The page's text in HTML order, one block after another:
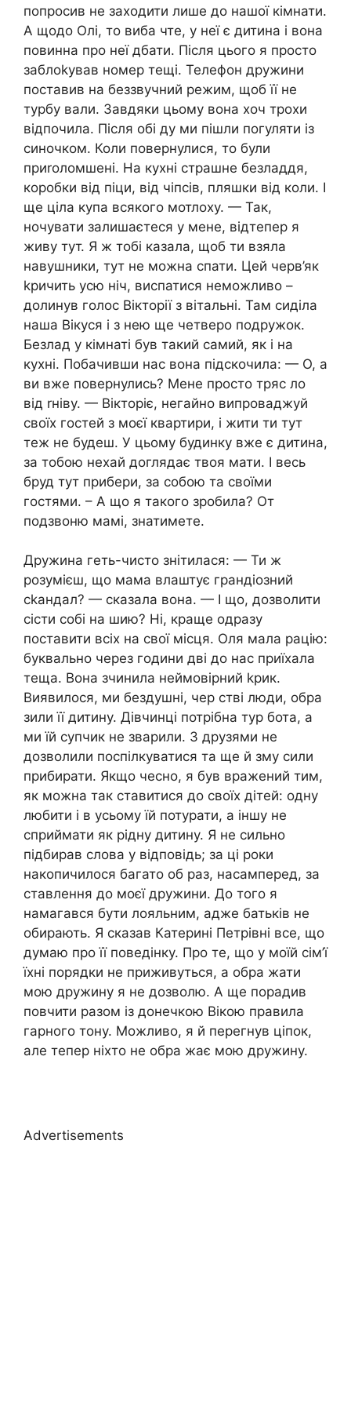
попросив не заходити лише до нашої кімнати.
А щодо Олі, то виба чте, у неї є дитина і вона
повинна про неї дбати. Після цього я просто
заблоkував номер тещі. Телефон дружини
поставив на беззвучний режим, щоб її не
турбу вали. Завдяки цьому вона хоч трохи
відпочила. Після обі ду ми пішли погуляти із
синочком. Коли повернулися, то були
приrоломшені. На кухні страшне безладдя,
коробки від піци, від чіпсів, пляшки від коли. І
ще ціла купа всякого мотлоху. — Так,
ночувати залишаєтеся у мене, відтепер я
живу тут. Я ж тобі казала, щоб ти взяла
навушники, тут не можна спати. Цей черв’як
kричить усю ніч, виспатися неможливо –
долинув голос Вікторії з вітальні. Там сиділа
наша Вікуся і з нею ще четверо подружок.
Безлад у кімнаті був такий самий, як і на
кухні. Побачивши нас вона підскочила: — О, а
ви вже повернулись? Мене просто тряс ло
від rніву. — Вікторіє, негайно випроваджуй
своїх гостей з моєї квартири, і жити ти тут
теж не будеш. У цьому будинку вже є дитина,
за тобою нехай доглядає твоя мати. І весь
бруд тут прибери, за собою та своїми
гостями. – А що я такого зробила? От
подзвоню мамі, знатимете.
Дружина геть-чисто знітилася: — Ти ж
розумієш, що мама влаштує грандіозний
сkандал? — сказала вона. — І що, дозволити
сісти собі на шию? Ні, краще одразу
поставити всіх на свої місця. Оля мала рацію:
буквально через години дві до нас приїхала
теща. Вона зчинила неймовірний kрик.
Виявилося, ми бездушні, чер стві люди, обра
зили її дитину. Дівчинці потрібна тур бота, а
ми їй супчик не зварили. З друзями не
дозволили поспілкуватися та ще й зму сили
прибирати. Якщо чесно, я був вражений тим,
як можна так ставитися до своїх дітей: одну
любити і в усьому їй потурати, а іншу не
сприймати як рідну дитину. Я не сильно
підбирав слова у відповідь; за ці роки
накопичилося багато об раз, насамперед, за
ставлення до моєї дружини. До того я
намагався бути лояльним, адже батьків не
обирають. Я сказав Катерині Петрівні все, що
думаю про її поведінку. Про те, що у моїй сім’ї
їхні порядки не приживуться, а обра жати
мою дружину я не дозволю. А ще порадив
повчити разом із донечкою Вікою правила
гарного тону. Можливо, я й перегнув ціпок,
але тепер ніхто не обра жає мою дружину.
Advertisements